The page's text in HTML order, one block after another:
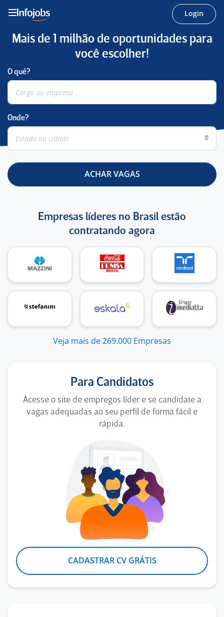
Login
Mais de 1 milhão de oportunidades para
você escolher!
O quê?
Onde?
ACHAR VAGAS
Empresas líderes no Brasil estão
contratando agora
Veja mais de 269.000 Empresas
Para Candidatos
Acesse o site de empregos líder e se candidate a
vagas adequadas ao seu perfil de forma fácil e
rápida.
CADASTRAR CV GRÁTIS